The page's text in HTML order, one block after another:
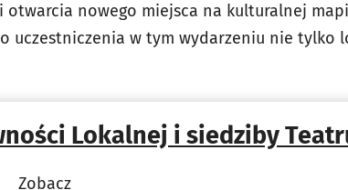
nowego miejsca na kulturalnej
uczestniczenia w tym wydarzeniu nie tylko
Lokalnej i siedziby
Zobacz